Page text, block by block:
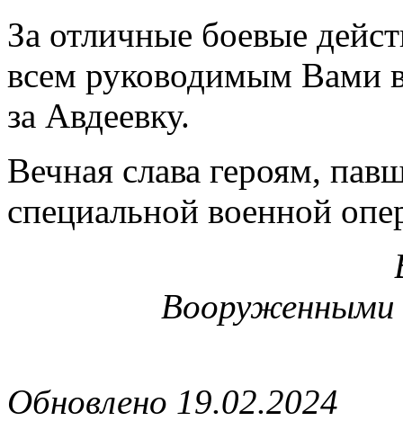
За отличные боевые
всем руководимым Вами
за Авдеевку.
Вечная слава героям,
специальной военной
Вооруженными
Обновлено 19.02.2024